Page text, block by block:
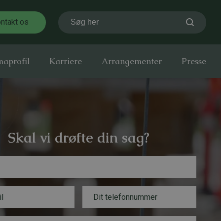
os Søg her
Karriere Arrangementer Presse
Skal vi drøfte din sag?
l